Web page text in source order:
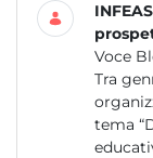
Voce
Tra
tema